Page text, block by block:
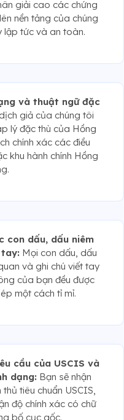
giải cao các chứng
nền tảng của chúng
lập tức và an toàn.
và thuật ngữ đặc
giả của chúng tôi
lý đặc thù của Hồng
chính xác các điều
khu hành chính Hồng
con dấu, dấu niêm
Mọi con dấu, dấu
và ghi chú viết tay
của bạn đều được
một cách tỉ mỉ.
cầu của USCIS và
dạng: Bạn sẽ nhận
tiêu chuẩn USCIS,
độ chính xác có chữ
bố cục gốc.